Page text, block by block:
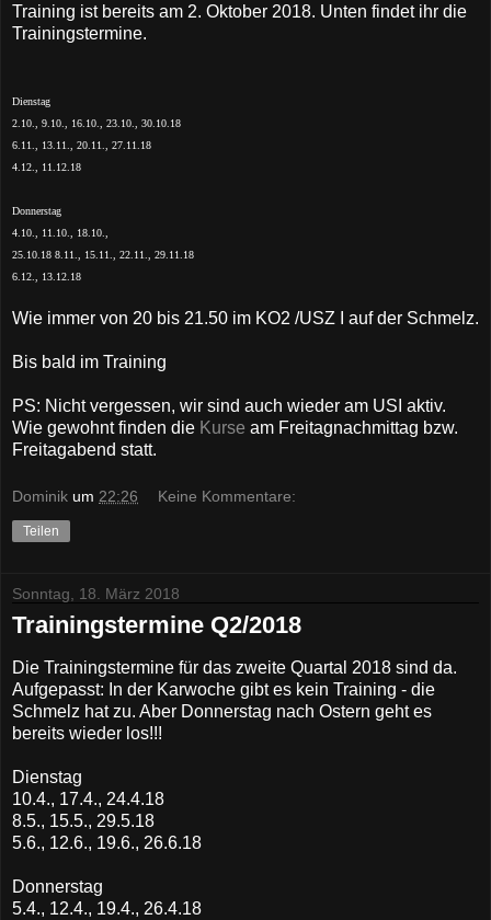
Training ist bereits am 2. Oktober 2018. Unten findet ihr die
Trainingstermine.
Dienstag
2.10., 9.10., 16.10., 23.10., 30.10.18
6.11., 13.11., 20.11., 27.11.18
4.12., 11.12.18
Donnerstag
4.10., 11.10., 18.10.,
25.10.18 8.11., 15.11., 22.11., 29.11.18
6.12., 13.12.18
Wie immer von 20 bis 21.50 im KO2 /USZ I auf der Schmelz.
Bis bald im Training
PS: Nicht vergessen, wir sind auch wieder am USI aktiv.
Wie gewohnt finden die Kurse am Freitagnachmittag bzw.
Freitagabend statt.
Dominik um 22:26 Keine Kommentare:
Teilen
Sonntag, 18. März 2018
Trainingstermine Q2/2018
Die Trainingstermine für das zweite Quartal 2018 sind da.
Aufgepasst: In der Karwoche gibt es kein Training - die
Schmelz hat zu. Aber Donnerstag nach Ostern geht es
bereits wieder los!!!
Dienstag
10.4., 17.4., 24.4.18
8.5., 15.5., 29.5.18
5.6., 12.6., 19.6., 26.6.18
Donnerstag
5.4., 12.4., 19.4., 26.4.18